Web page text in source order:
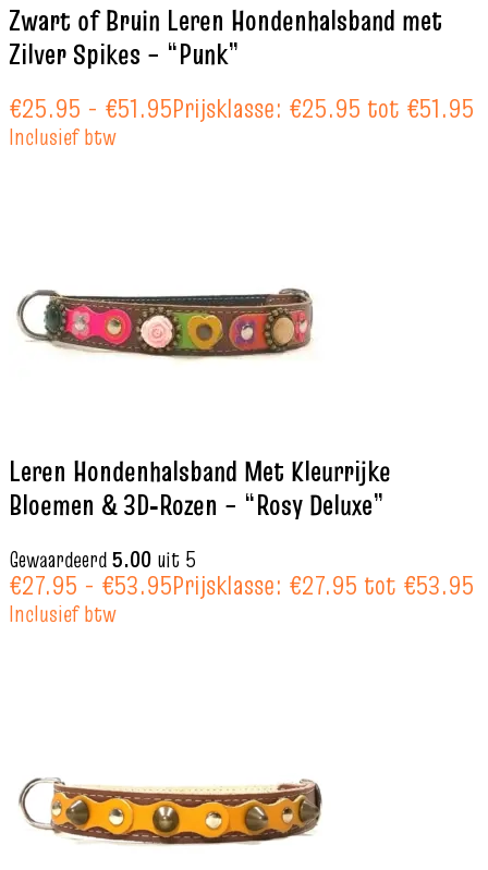
Zwart of Bruin Leren Hondenhalsband met
Zilver Spikes – “Punk”
€25.95 - €51.95Prijsklasse: €25.95 tot €51.95
Inclusief btw
Leren Hondenhalsband Met Kleurrijke
Bloemen & 3D‑Rozen – “Rosy Deluxe”
Gewaardeerd5.00 uit 5
€27.95 - €53.95Prijsklasse: €27.95 tot €53.95
Inclusief btw